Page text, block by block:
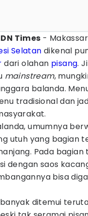
Times -
Selatan dikenal
dari olahan pisang.
mainstream,
balanda.
tradisional dan
umumnya
utuh yang bagian
Pada bagian
dengan saos
bisa
ditemui